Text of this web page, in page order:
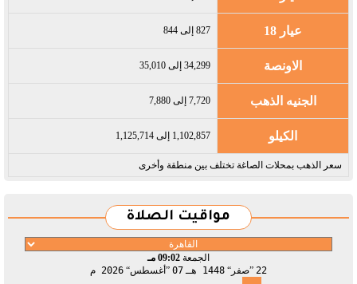
عيار 18 827 إلى 844
الاونصة 34,299 إلى 35,010
الجنيه الذهب 7,720 إلى 7,880
الكيلو 1,102,857 إلى 1,125,714
سعر الذهب بمحلات الصاغة تختلف بين منطقة وأخرى
مواقيت الصلاة
الجمعة 09:02 مـ
22
صفر 1448 هـ 07 أغسطس 2026 م